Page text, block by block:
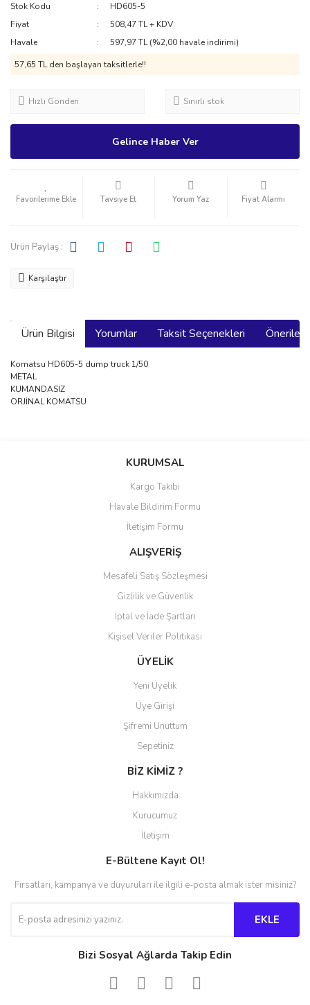
Stok Kodu
HD605-5
Fiyat
508,47 TL + KDV
Havale
597,97 TL (%2,00 havale indirimi)
57,65 TL den başlayan taksitlerle!!
Hızlı Gönderi Sınırlı stok
Gelince Haber Ver
Tavsiye Et Yorum Yaz Fiyat Alarmı
Ürün Paylaş :
Karşılaştır
Ürün Bilgisi Yorumlar Taksit Seçenekleri
Komatsu HD605-5 dump truck 1/50
METAL
KUMANDASIZ
ORJİNAL KOMATSU
Bu ürüne ilk yorumu siz yapın!
Ürün resmi kalitesiz, bozuk veya görüntülenemiyor.
Ürün açıklamasında eksik bilgiler bulunuyor.
Ürün bilgilerinde hatalar bulunuyor.
Gönder
KURUMSAL
Kargo Takibi
Havale Bildirim Formu
İletişim Formu
ALIŞVERİŞ
Mesafeli Satış Sözleşmesi
Gizlilik ve Güvenlik
İptal ve İade Şartları
Kişisel Veriler Politikası
ÜYELİK
Yeni Üyelik
Üye Girişi
Şifremi Unuttum
Sepetiniz
BİZ KİMİZ ?
Hakkımızda
Kurucumuz
İletişim
E-Bültene Kayıt Ol!
Fırsatları, kampanya ve duyuruları ile ilgili e-posta almak ister misiniz?
EKLE
Bizi Sosyal Ağlarda Takip Edin